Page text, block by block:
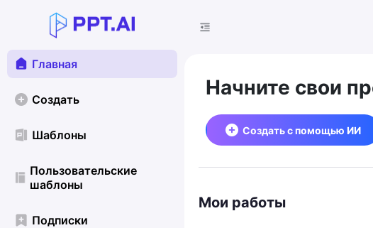
Главная
Создать
Шаблоны
Пользовательские
шаблоны
Подписки
Начните свои
Создать с помощью ИИ
Мои работы